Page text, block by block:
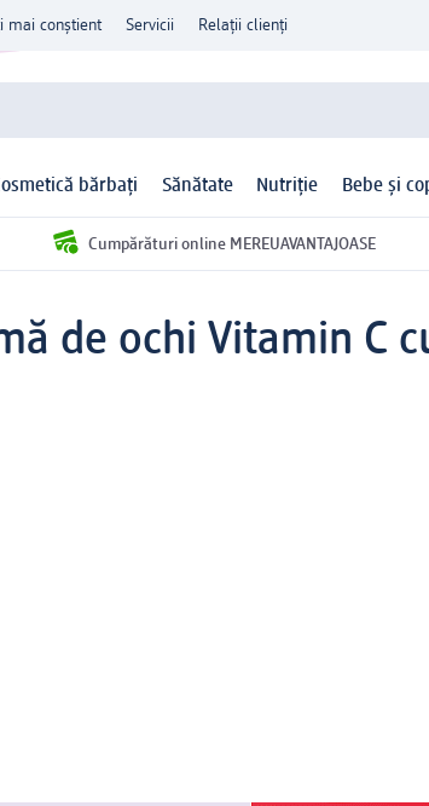
mai conștient Servicii Relații clienți
bărbați Sănătate Nutriție Bebe și
Cumpărături online MEREUAVANTAJOASE
de ochi Vitamin C